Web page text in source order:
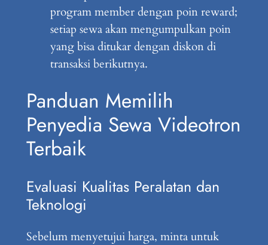
program member dengan poin reward;
setiap sewa akan mengumpulkan poin
yang bisa ditukar dengan diskon di
transaksi berikutnya.
Panduan Memilih
Penyedia Sewa Videotron
Terbaik
Evaluasi Kualitas Peralatan dan
Teknologi
Sebelum menyetujui harga, minta untuk